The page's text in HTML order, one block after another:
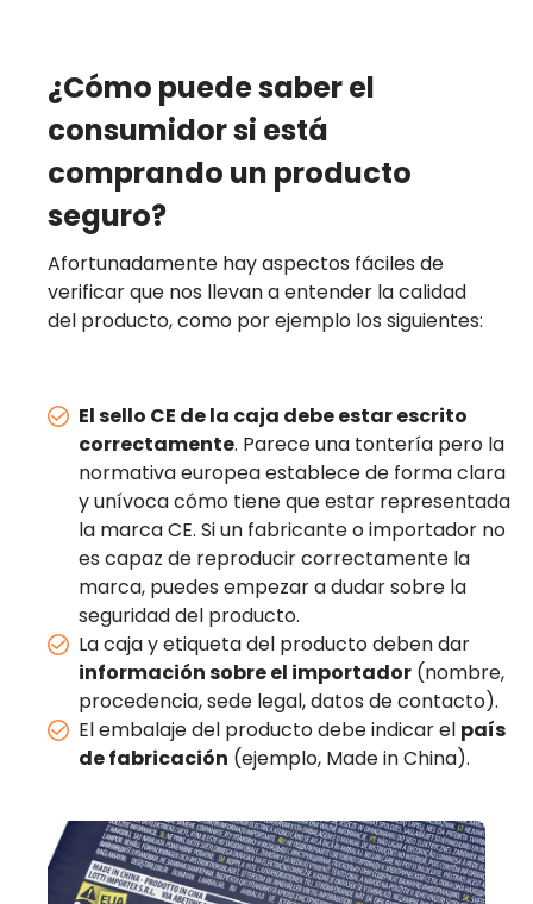
¿Cómo puede saber el
consumidor si está
comprando un producto
seguro?
Afortunadamente hay aspectos fáciles de
verificar que nos llevan a entender la calidad
del producto, como por ejemplo los siguientes:
El sello CE de la caja debe estar escrito
correctamente. Parece una tontería pero la
normativa europea establece de forma clara
y unívoca cómo tiene que estar representada
la marca CE. Si un fabricante o importador no
es capaz de reproducir correctamente la
marca, puedes empezar a dudar sobre la
seguridad del producto.
La caja y etiqueta del producto deben dar
información sobre el importador (nombre,
procedencia, sede legal, datos de contacto).
El embalaje del producto debe indicar el país
de fabricación (ejemplo, Made in China).